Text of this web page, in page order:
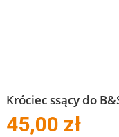
Króciec ssący do
45,00 zł